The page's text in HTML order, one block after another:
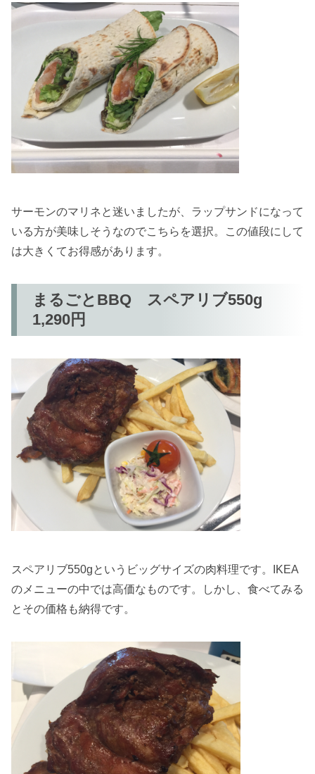
サーモンのマリネと迷いましたが、ラップサンドになって
いる方が美味しそうなのでこちらを選択。この値段にして
は大きくてお得感があります。
まるごとBBQ スペアリブ550g
1,290円
スペアリブ550gというビッグサイズの肉料理です。IKEA
のメニューの中では高価なものです。しかし、食べてみる
とその価格も納得です。